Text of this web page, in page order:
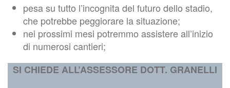
pesa su tutto l’incognita del futuro dello stadio,
che potrebbe peggiorare la situazione;
nei prossimi mesi potremmo assistere all’inizio
di numerosi cantieri;
SI CHIEDE ALL’ASSESSORE DOTT. GRANELLI